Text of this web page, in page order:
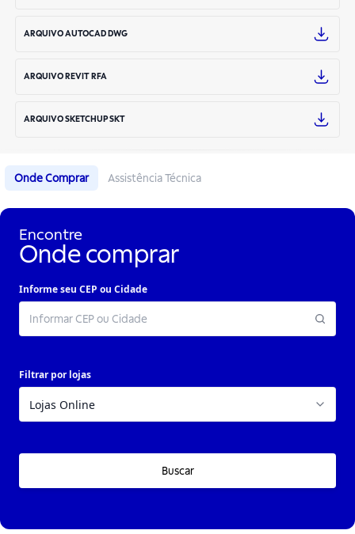
ARQUIVO AUTOCAD DWG
ARQUIVO REVIT RFA
ARQUIVO SKETCHUP SKT
Onde Comprar Assistência Técnica
Encontre
Onde comprar
Informe seu CEP ou Cidade
Filtrar por lojas
Buscar